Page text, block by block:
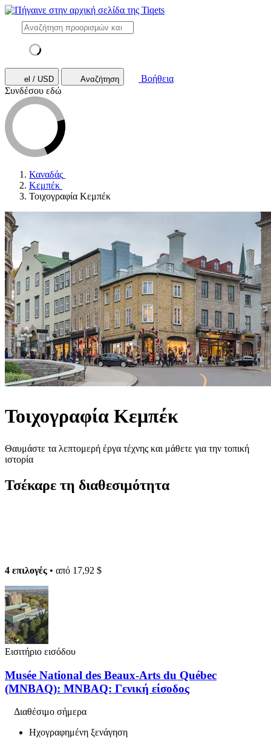
el / USD Αναζήτηση
Βοήθεια
Συνδέσου εδώ
Καναδάς
Κεμπέκ
Τοιχογραφία Κεμπέκ
Τοιχογραφία Κεμπέκ
Θαυμάστε τα λεπτομερή έργα τέχνης και μάθετε για την τοπική
ιστορία
Τσέκαρε τη διαθεσιμότητα
4 επιλογές • από 17,92 $
Εισιτήριο εισόδου
Musée National des Beaux-Arts du Québec
(MNBAQ): MNBAQ: Γενική είσοδος
Διαθέσιμο σήμερα
Ηχογραφημένη ξενάγηση